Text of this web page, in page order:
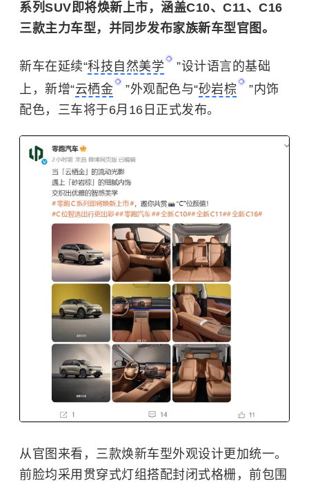
系列SUV即将焕新上市，涵盖C10、C11、C16
三款主力车型，并同步发布家族新车型官图。
新车在延续“科技自然美学
”设计语言的基础
上，新增“云栖金 ”外观配色与“砂岩棕
”内饰
配色，三车将于6月16日正式发布。
从官图来看，三款焕新车型外观设计更加统一。
前脸均采用贯穿式灯组搭配封闭式格栅，前包围